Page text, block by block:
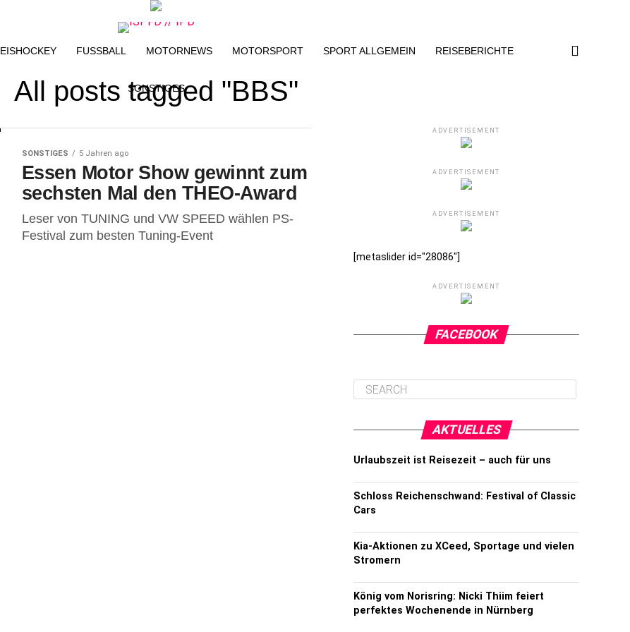
EISHOCKEY FUSSBALL MOTORNEWS MOTORSPORT SPORT ALLGEMEIN REISEBERICHTE
SONSTIGES
All posts tagged "BBS"
SONSTIGES 5 Jahren ago
Essen Motor Show gewinnt zum
sechsten Mal den THEO-Award
Leser von TUNING und VW SPEED wählen PS-
Festival zum besten Tuning-Event
ADVERTISEMENT
ADVERTISEMENT
ADVERTISEMENT
[metaslider id="28086"]
ADVERTISEMENT
FACEBOOK
AKTUELLES
Urlaubszeit ist Reisezeit – auch für uns
Schloss Reichenschwand: Festival of Classic
Cars
Kia-Aktionen zu XCeed, Sportage und vielen
Stromern
König vom Norisring: Nicki Thiim feiert
perfektes Wochenende in Nürnberg